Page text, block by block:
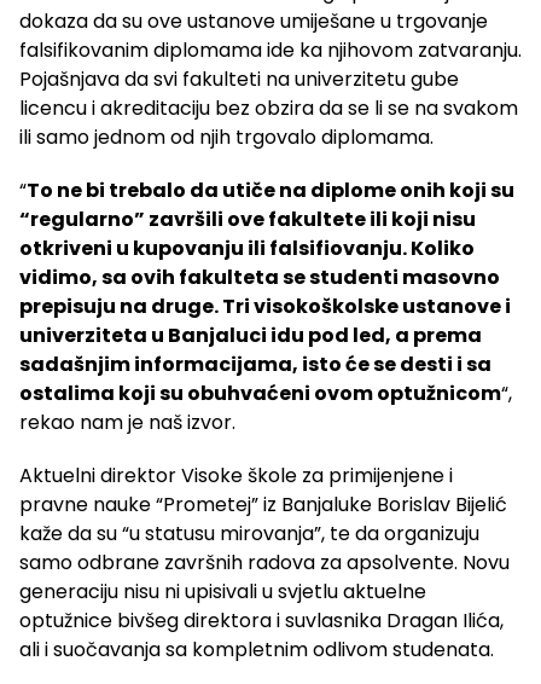
dokaza da su ove ustanove umiješane u trgovanje
falsifikovanim diplomama ide ka njihovom zatvaranju.
Pojašnjava da svi fakulteti na univerzitetu gube
licencu i akreditaciju bez obzira da se li se na svakom
ili samo jednom od njih trgovalo diplomama.
“To ne bi trebalo da utiče na diplome onih koji su
“regularno” završili ove fakultete ili koji nisu
otkriveni u kupovanju ili falsifiovanju. Koliko
vidimo, sa ovih fakulteta se studenti masovno
prepisuju na druge. Tri visokoškolske ustanove i
univerziteta u Banjaluci idu pod led, a prema
sadašnjim informacijama, isto će se desti i sa
ostalima koji su obuhvaćeni ovom optužnicom“,
rekao nam je naš izvor.
Aktuelni direktor Visoke škole za primijenjene i
pravne nauke “Prometej” iz Banjaluke Borislav Bijelić
kaže da su “u statusu mirovanja”, te da organizuju
samo odbrane završnih radova za apsolvente. Novu
generaciju nisu ni upisivali u svjetlu aktuelne
optužnice bivšeg direktora i suvlasnika Dragan Ilića,
ali i suočavanja sa kompletnim odlivom studenata.